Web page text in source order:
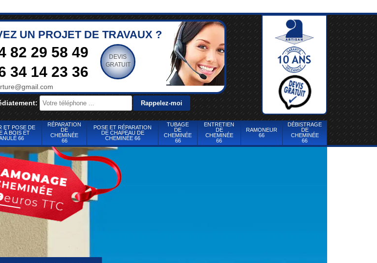
UN PROJET DE TRAVAUX ?
82 29 58 49
34 14 23 36
DEVIS
GRATUIT
ET POSE DE
À BOIS ET
66
RÉPARATION
DE
CHEMINÉE
66
POSE ET RÉPARATION
DE CHAPEAU DE
CHEMINÉE 66
TUBAGE
DE
CHEMINÉE
66
ENTRETIEN
DE
CHEMINÉE
66
RAMONEUR
66
DÉBISTRAGE
DE
CHEMINÉE
66